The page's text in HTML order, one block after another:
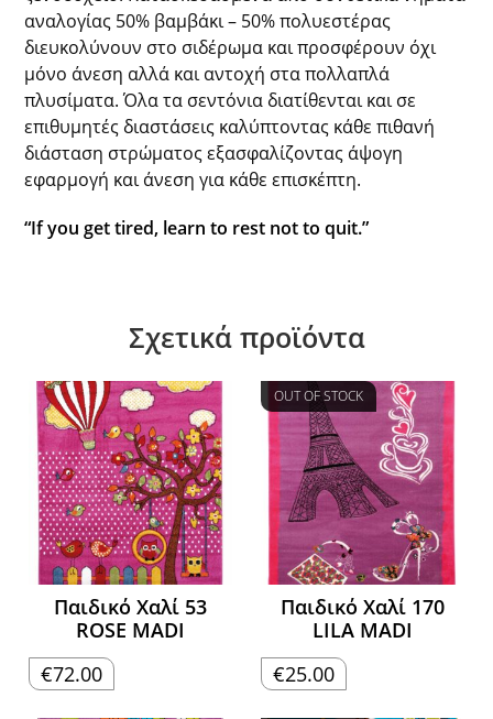
αναλογίας 50% βαμβάκι – 50% πολυεστέρας
διευκολύνουν στο σιδέρωμα και προσφέρουν όχι
μόνο άνεση αλλά και αντοχή στα πολλαπλά
πλυσίματα. Όλα τα σεντόνια διατίθενται και σε
επιθυμητές διαστάσεις καλύπτοντας κάθε πιθανή
διάσταση στρώματος εξασφαλίζοντας άψογη
εφαρμογή και άνεση για κάθε επισκέπτη.
“If you get tired, learn to rest not to quit.”
Σχετικά προϊόντα
Παιδικό Χαλί 53
ROSE MADI
€72.00
OUT OF STOCK
Παιδικό Χαλί 170
LILA MADI
€25.00